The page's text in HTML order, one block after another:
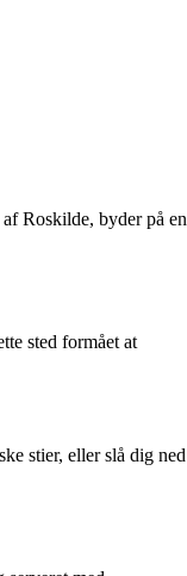
Roskilde, byder på en
sted formået at
stier, eller slå dig ned